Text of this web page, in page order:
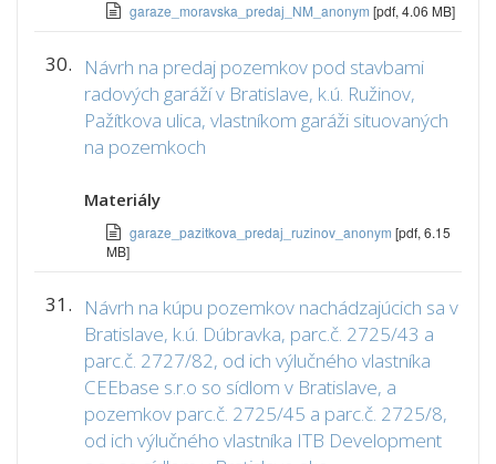
garaze_moravska_predaj_NM_anonym [pdf, 4.06 MB]
30.
Návrh na predaj pozemkov pod stavbami
radových garáží v Bratislave, k.ú. Ružinov,
Pažítkova ulica, vlastníkom garáži situovaných
na pozemkoch
Materiály
garaze_pazitkova_predaj_ruzinov_anonym [pdf, 6.15
MB]
31.
Návrh na kúpu pozemkov nachádzajúcich sa v
Bratislave, k.ú. Dúbravka, parc.č. 2725/43 a
parc.č. 2727/82, od ich výlučného vlastníka
CEEbase s.r.o so sídlom v Bratislave, a
pozemkov parc.č. 2725/45 a parc.č. 2725/8,
od ich výlučného vlastníka ITB Development